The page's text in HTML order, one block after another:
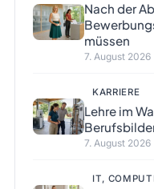
Nach der
müssen
7. August 2026
KARRIERE
Lehre im
7. August 2026
IT,